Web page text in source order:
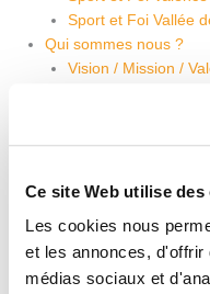
Ce site Web utilise des
Les cookies nous
et les annonces,
médias sociaux et
Sport et Foi Vallée
Qui sommes nous ?
Vision / Mission /
Faire un don
Nos séjours
Camp Sport Plus
Poursuivre votre
Camp SF 2.0